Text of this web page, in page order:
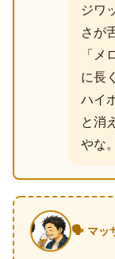
ジワ
さが
「メ
に長
ハイ
と消
やな。
🗣️ マッ